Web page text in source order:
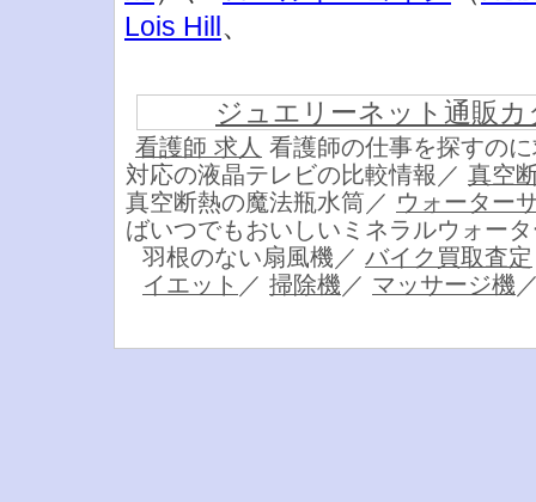
Lois Hill、
ジュエリーネット通販
看護師 求人 看護師の仕事を探すの
対応の液晶テレビの比較情報／ 真空
真空断熱の魔法瓶水筒／ ウォーター
ばいつでもおいしいミネラルウォー
羽根のない扇風機／ バイク買取査定
イエット ／ 掃除機 ／ マッサージ機